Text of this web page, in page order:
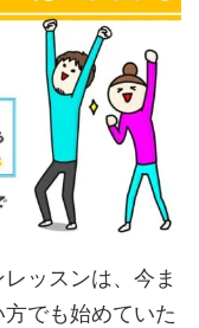
ッスンは、今ま
でも始めていた